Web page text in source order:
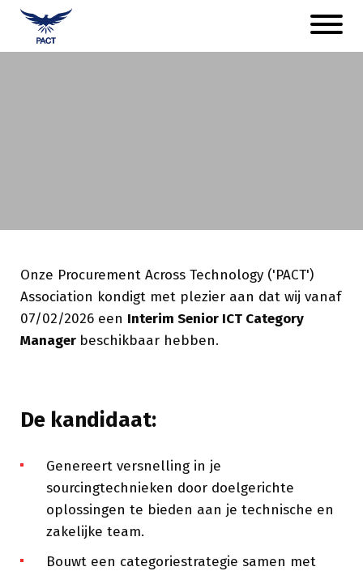
Naar
hoofdinhoud
Open
menu
Senior ICT Categoriemanager
Onze Procurement Across Technology ('PACT')
Association kondigt met plezier aan dat wij vanaf
07/02/2026 een Interim Senior ICT Category
Manager beschikbaar hebben.
De kandidaat:
Genereert versnelling in je
sourcingtechnieken door doelgerichte
oplossingen te bieden aan je technische en
zakelijke team.
Bouwt een categoriestrategie samen met